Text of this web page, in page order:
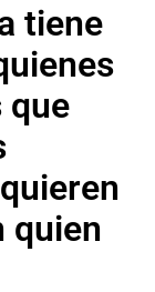
tiene
que
quien